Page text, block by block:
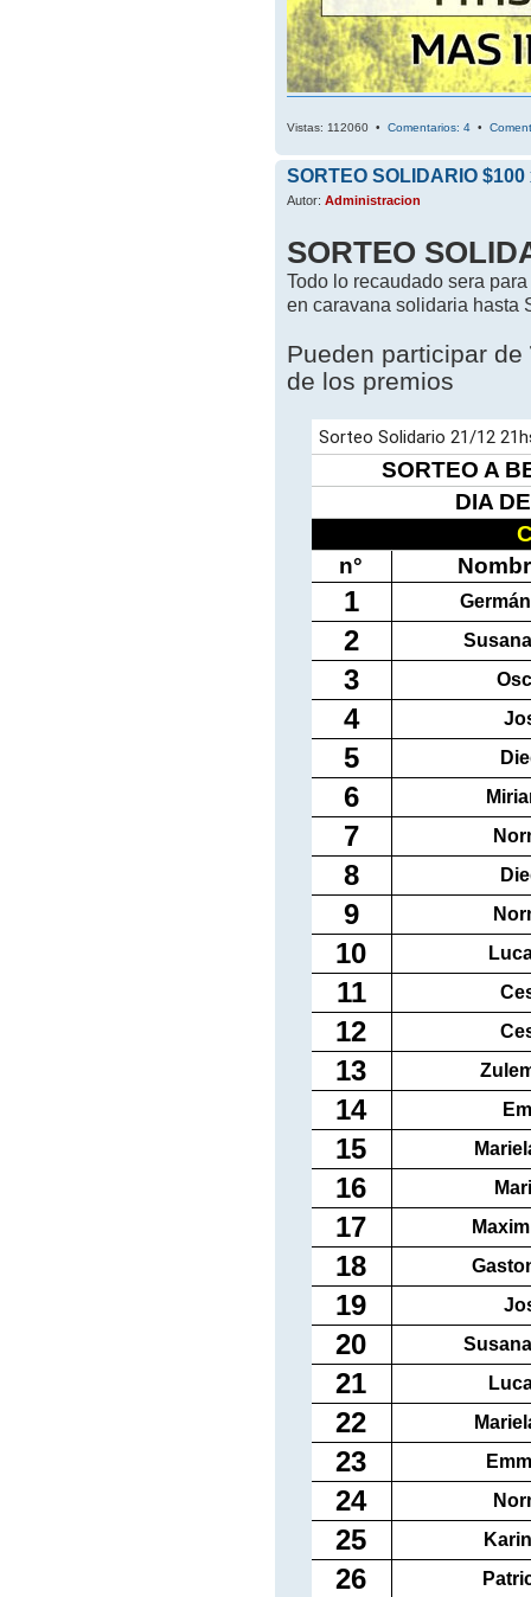
Vistas: 112060 • Comentarios: 4 •
SORTEO SOLIDARIO
Autor: Administracion
SORTEO
Todo lo recaudado sera
en caravana solidaria hasta
Pueden participar de
de los premios